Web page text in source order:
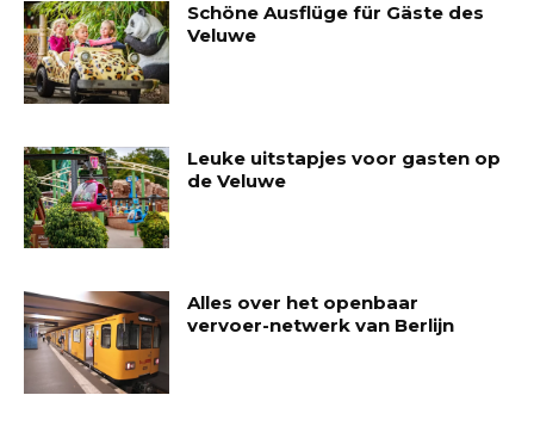
Schöne Ausflüge für Gäste des
Veluwe
Leuke uitstapjes voor gasten op
de Veluwe
Alles over het openbaar
vervoer-netwerk van Berlijn